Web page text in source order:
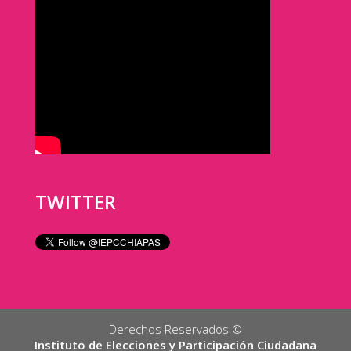
TWITTER
Derechos Reservados ©️
Instituto de Elecciones y Participación Ciudadana